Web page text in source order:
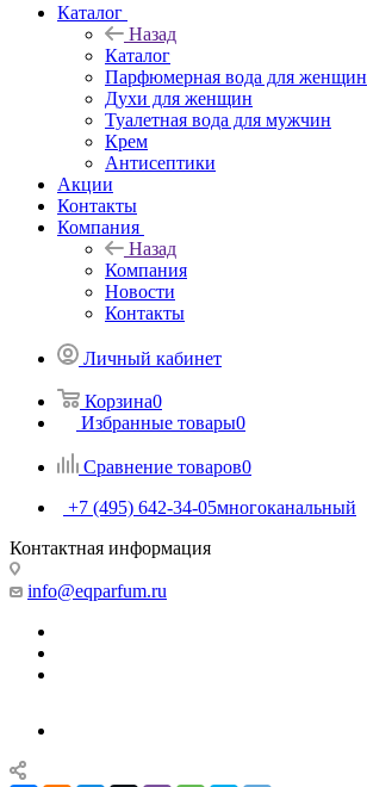
Каталог
Назад
Каталог
Парфюмерная вода для женщин
Духи для женщин
Туалетная вода для мужчин
Крем
Антисептики
Акции
Контакты
Компания
Назад
Компания
Новости
Контакты
Личный кабинет
Корзина0
Избранные товары0
Сравнение товаров0
+7 (495) 642-34-05многоканальный
Контактная информация
info@eqparfum.ru